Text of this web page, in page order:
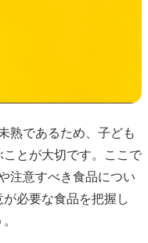
熟であるため、子ども
とが大切です。ここで
注意すべき食品につい
必要な食品を把握し